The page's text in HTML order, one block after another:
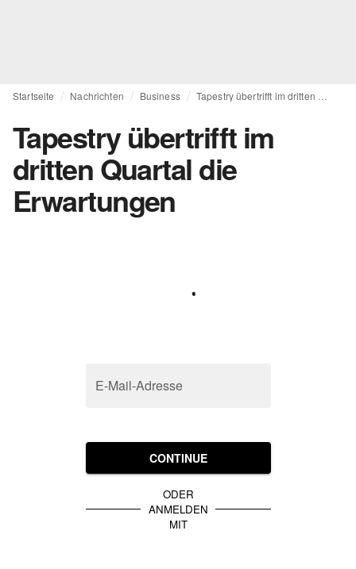
Startseite Nachrichten Business
Tapestry übertrifft im
dritten Quartal die
Erwartungen
E-Mail-Adresse
CONTINUE
ODER
ANMELDEN
MIT